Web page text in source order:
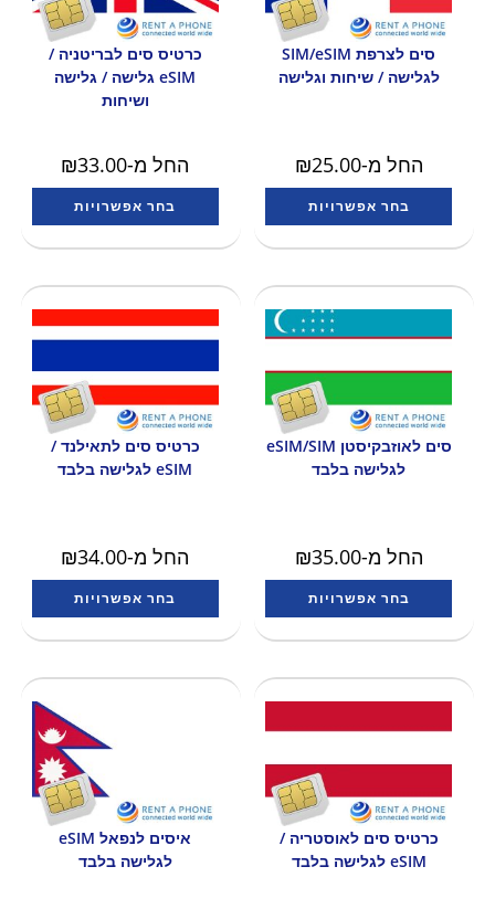
סים לצרפת SIM/eSIM
לגלישה / שיחות וגלישה
החל מ- ₪25.00
בחר אפשרויות
כרטיס סים לבריטניה /
eSIM גלישה / גלישה
ושיחות
החל מ- ₪33.00
בחר אפשרויות
סים לאוזבקיסטן eSIM/SIM
לגלישה בלבד
החל מ- ₪35.00
בחר אפשרויות
כרטיס סים לתאילנד /
eSIM לגלישה בלבד
החל מ- ₪34.00
בחר אפשרויות
כרטיס סים לאוסטריה /
eSIM לגלישה בלבד
איסים לנפאל eSIM
לגלישה בלבד